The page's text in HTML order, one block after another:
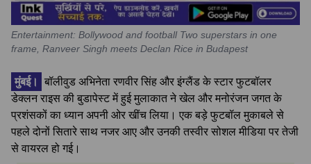
Entertainment: Bollywood and football Two superstars in one
frame, Ranveer Singh meets Declan Rice in Budapest
मुंबई।
बॉलीवुड अभिनेता रणवीर सिंह और इंग्लैंड के स्टार फुटबॉलर
डेक्लन राइस की बुडापेस्ट में हुई मुलाकात ने खेल और मनोरंजन जगत के
प्रशंसकों का ध्यान अपनी ओर खींच लिया। एक बड़े फुटबॉल मुकाबले से
पहले दोनों सितारे साथ नजर आए और उनकी तस्वीर सोशल मीडिया पर तेजी
से वायरल हो गई।